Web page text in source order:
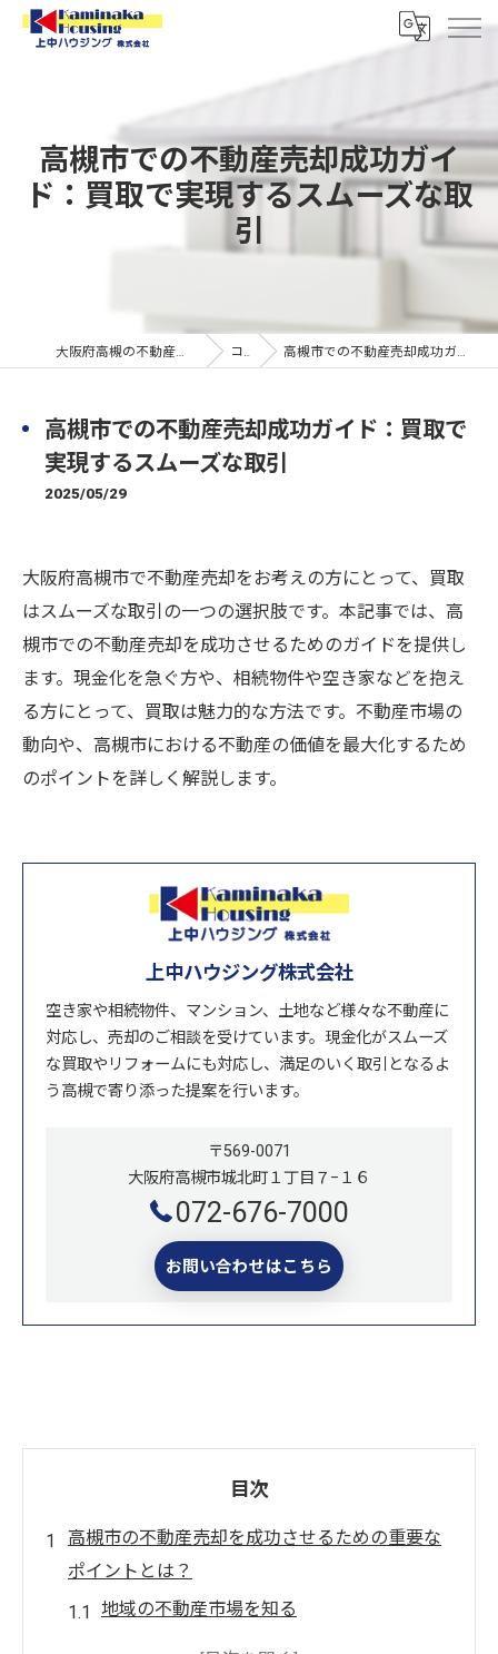
高槻市での不動産売却成功ガイ
ド：買取で実現するスムーズな取
引
大阪府高槻の不動産なら上中ハウジング株式会社 コラム 高槻市での不動産売却成功ガイド：買取で実現するスムーズな取引
高槻市での不動産売却成功ガイド：買取で
実現するスムーズな取引
2025/05/29
大阪府高槻市で不動産売却をお考えの方にとって、買取
はスムーズな取引の一つの選択肢です。本記事では、高
槻市での不動産売却を成功させるためのガイドを提供し
ます。現金化を急ぐ方や、相続物件や空き家などを抱え
る方にとって、買取は魅力的な方法です。不動産市場の
動向や、高槻市における不動産の価値を最大化するため
のポイントを詳しく解説します。
上中ハウジング株式会社
空き家や相続物件、マンション、土地など様々な不動産に
対応し、売却のご相談を受けています。現金化がスムーズ
な買取やリフォームにも対応し、満足のいく取引となるよ
う高槻で寄り添った提案を行います。
〒569-0071
大阪府高槻市城北町１丁目７−１６
072-676-7000
お問い合わせはこちら
目次
高槻市の不動産売却を成功させるための重要な
ポイントとは？
地域の不動産市場を知る
プロのアドバイザーとの連携